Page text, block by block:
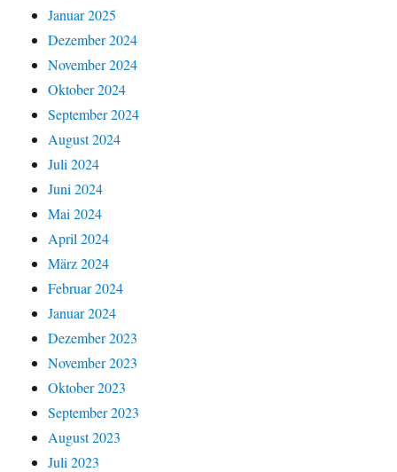
Januar 2025
Dezember 2024
November 2024
Oktober 2024
September 2024
August 2024
Juli 2024
Juni 2024
Mai 2024
April 2024
März 2024
Februar 2024
Januar 2024
Dezember 2023
November 2023
Oktober 2023
September 2023
August 2023
Juli 2023